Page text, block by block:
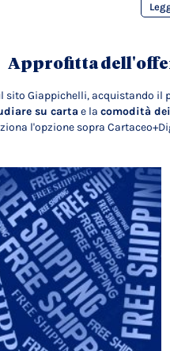
Approfitta
sito Giappichelli, acquistando il
su carta e la comodità
l'opzione sopra